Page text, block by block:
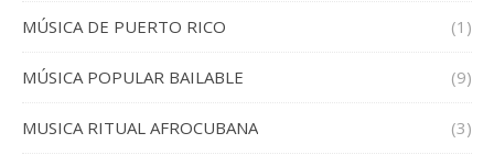
MÚSICA DE PUERTO RICO (1)
MÚSICA POPULAR BAILABLE (9)
MUSICA RITUAL AFROCUBANA (3)